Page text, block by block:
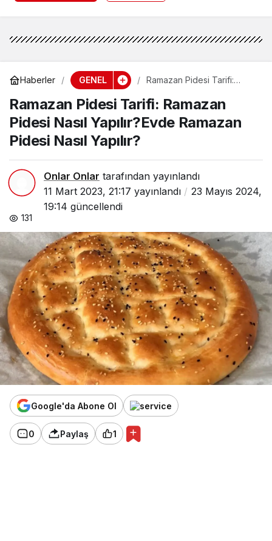
Haberler GENEL
Ramazan Pidesi Tarifi:
Yapılır?Evde Ramazan
Pidesi Nasıl Yapılır?
Ramazan Pidesi Tarifi: Ramazan
Pidesi Nasıl Yapılır?Evde Ramazan
Pidesi Nasıl Yapılır?
Onlar Onlar tarafından yayınlandı
11 Mart 2023, 21:17 yayınlandı
23 Mayıs 2024,
19:14 güncellendi
131
Google'da Abone Ol
0 Paylaş 1